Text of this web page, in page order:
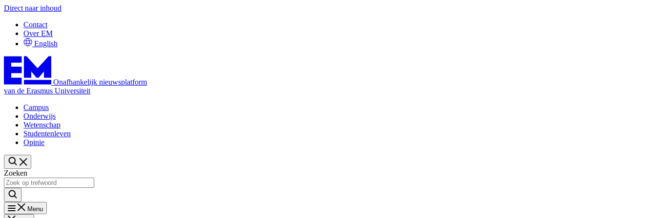
Direct naar inhoud
Contact
Over EM
English
Onafhankelijk nieuwsplatform
van de Erasmus Universiteit
Campus
Onderwijs
Wetenschap
Studentenleven
Opinie
Zoeken
Menu